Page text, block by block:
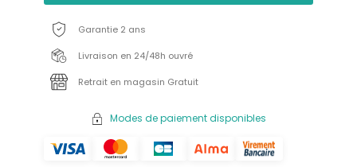
Garantie 2 ans
Livraison en 24/48h ouvré
Retrait en magasin Gratuit
Modes de paiement disponibles